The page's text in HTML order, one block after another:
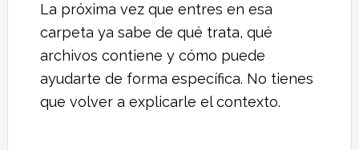
La próxima vez que entres en esa
carpeta ya sabe de qué trata, qué
archivos contiene y cómo puede
ayudarte de forma específica. No tienes
que volver a explicarle el contexto.